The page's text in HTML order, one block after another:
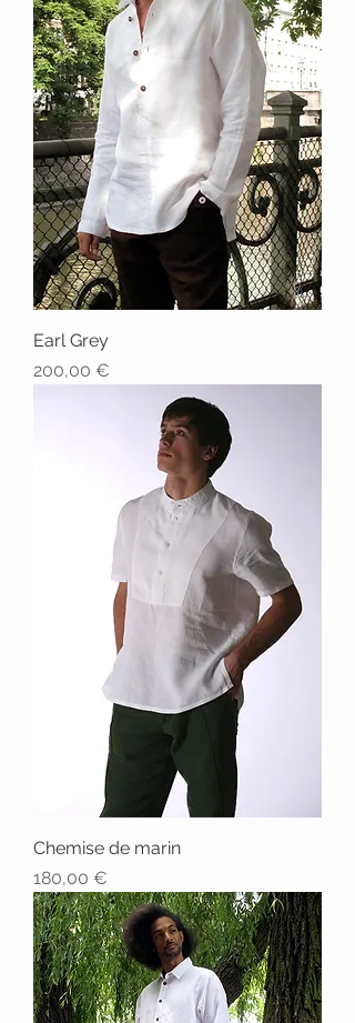
Earl Grey
Prix
200,00 €
Chemise de marin
Prix
180,00 €